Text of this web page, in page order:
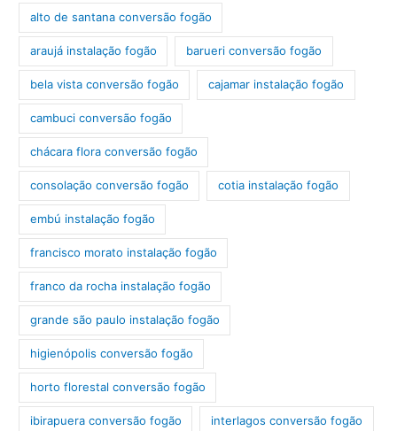
alto de santana conversão fogão
araujá instalação fogão barueri conversão fogão
bela vista conversão fogão cajamar instalação fogão
cambuci conversão fogão
chácara flora conversão fogão
consolação conversão fogão cotia instalação fogão
embú instalação fogão
francisco morato instalação fogão
franco da rocha instalação fogão
grande são paulo instalação fogão
higienópolis conversão fogão
horto florestal conversão fogão
ibirapuera conversão fogão interlagos conversão fogão